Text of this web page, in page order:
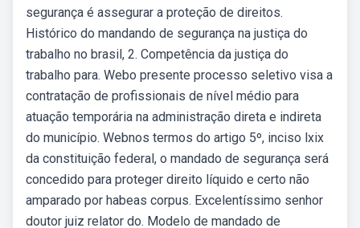
segurança é assegurar a proteção de direitos.
Histórico do mandando de segurança na justiça do
trabalho no brasil, 2. Competência da justiça do
trabalho para. Webo presente processo seletivo visa a
contratação de profissionais de nível médio para
atuação temporária na administração direta e indireta
do município. Webnos termos do artigo 5º, inciso lxix
da constituição federal, o mandado de segurança será
concedido para proteger direito líquido e certo não
amparado por habeas corpus. Excelentíssimo senhor
doutor juiz relator do. Modelo de mandado de